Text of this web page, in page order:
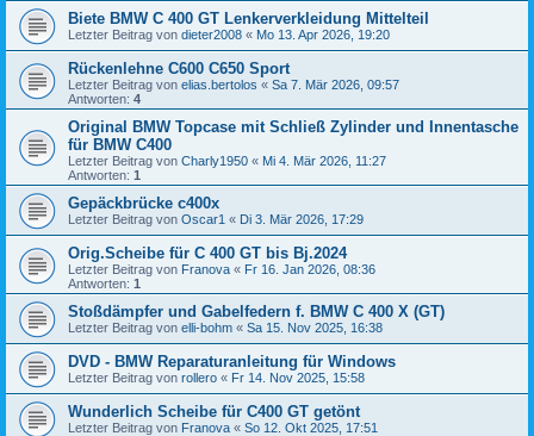
Biete BMW C 400 GT Lenkerverkleidung Mittelteil
Letzter Beitrag von dieter2008 « Mo 13. Apr 2026, 19:20
Rückenlehne C600 C650 Sport
Letzter Beitrag von elias.bertolos « Sa 7. Mär 2026, 09:57
Antworten: 4
Original BMW Topcase mit Schließ Zylinder und Innentasche
für BMW C400
Letzter Beitrag von Charly1950 « Mi 4. Mär 2026, 11:27
Antworten: 1
Gepäckbrücke c400x
Letzter Beitrag von Oscar1 « Di 3. Mär 2026, 17:29
Orig.Scheibe für C 400 GT bis Bj.2024
Letzter Beitrag von Franova « Fr 16. Jan 2026, 08:36
Antworten: 1
Stoßdämpfer und Gabelfedern f. BMW C 400 X (GT)
Letzter Beitrag von elli-bohm « Sa 15. Nov 2025, 16:38
DVD - BMW Reparaturanleitung für Windows
Letzter Beitrag von rollero « Fr 14. Nov 2025, 15:58
Wunderlich Scheibe für C400 GT getönt
Letzter Beitrag von Franova « So 12. Okt 2025, 17:51